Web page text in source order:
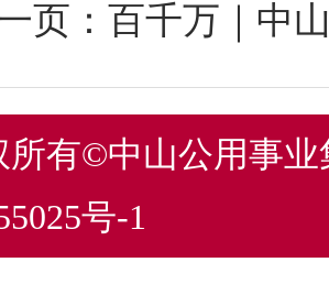
页： 百千万｜中
所有©中山公用事
号-1